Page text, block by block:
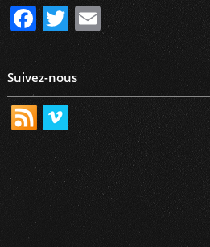
Facebook
Twitter
Email
Suivez-nous